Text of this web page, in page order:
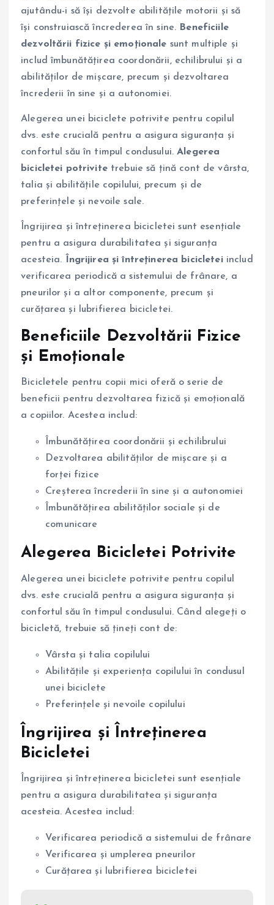
ajutându-i să își dezvolte abilitățile motorii și să
își construiască încrederea în sine. Beneficiile
dezvoltării fizice și emoționale sunt multiple și
includ îmbunătățirea coordonării, echilibrului și a
abilităților de mișcare, precum și dezvoltarea
încrederii în sine și a autonomiei.
Alegerea unei biciclete potrivite pentru copilul
dvs. este crucială pentru a asigura siguranța și
confortul său în timpul condusului.Alegerea
bicicletei potrivitetrebuie să țină cont de vârsta,
talia și abilitățile copilului, precum și de
preferințele și nevoile sale.
Îngrijirea și întreținerea bicicletei sunt esențiale
pentru a asigura durabilitatea și siguranța
acesteia.
Îngrijirea și întreținerea bicicleteiinclud
verificarea periodică a sistemului de frânare, a
pneurilor și a altor componente, precum și
curățarea și lubrifierea bicicletei.
Beneficiile Dezvoltării Fizice
și Emoționale
Bicicletele pentru copii mici oferă o serie de
beneficii pentru dezvoltarea fizică și emoțională
a copiilor. Acestea includ:
Îmbunătățirea coordonării și echilibrului
Dezvoltarea abilităților de mișcare și a
forței fizice
Creșterea încrederii în sine și a autonomiei
Îmbunătățirea abilităților sociale și de
comunicare
Alegerea Bicicletei Potrivite
Alegerea unei biciclete potrivite pentru copilul
dvs. este crucială pentru a asigura siguranța și
confortul său în timpul condusului. Când alegeți o
bicicletă, trebuie să țineți cont de:
Vârsta și talia copilului
Abilitățile și experiența copilului în condusul
unei biciclete
Preferințele și nevoile copilului
Îngrijirea și Întreținerea
Bicicletei
Îngrijirea și întreținerea bicicletei sunt esențiale
pentru a asigura durabilitatea și siguranța
acesteia. Acestea includ:
Verificarea periodică a sistemului de frânare
Verificarea și umplerea pneurilor
Curățarea și lubrifierea bicicletei